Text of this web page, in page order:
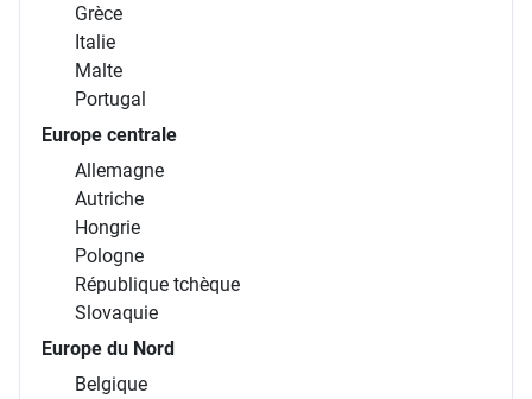
Grèce
Italie
Malte
Portugal
Europe centrale
Allemagne
Autriche
Hongrie
Pologne
République tchèque
Slovaquie
Europe du Nord
Belgique